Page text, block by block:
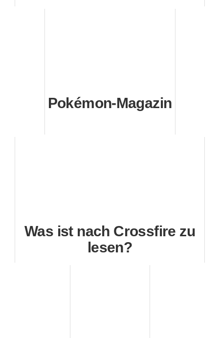
Pokémon-Magazin
Was ist nach Crossfire zu
lesen?